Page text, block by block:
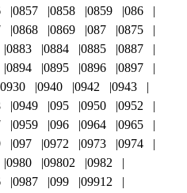
0857 0858 0859
086
0868 0869 087
0875
0883 0884 0885
0887
0894 0895 0896
0897
0930 0940 0942
0943
0949 095 0950
0952
0959 096 0964
0965
097 0972 0973
0974
0980 09802
0982
0987 099
09912